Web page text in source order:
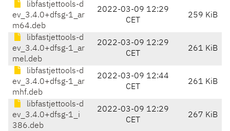
libfastjettools-d
ev_3.4.0+dfsg-1_ar
m64.deb
2022-03-09 12:29
CET
259 KiB
libfastjettools-d
ev_3.4.0+dfsg-1_ar
mel.deb
2022-03-09 12:29
CET
261 KiB
libfastjettools-d
ev_3.4.0+dfsg-1_ar
mhf.deb
2022-03-09 12:44
CET
261 KiB
libfastjettools-d
ev_3.4.0+dfsg-1_i
386.deb
2022-03-09 12:29
CET
267 KiB